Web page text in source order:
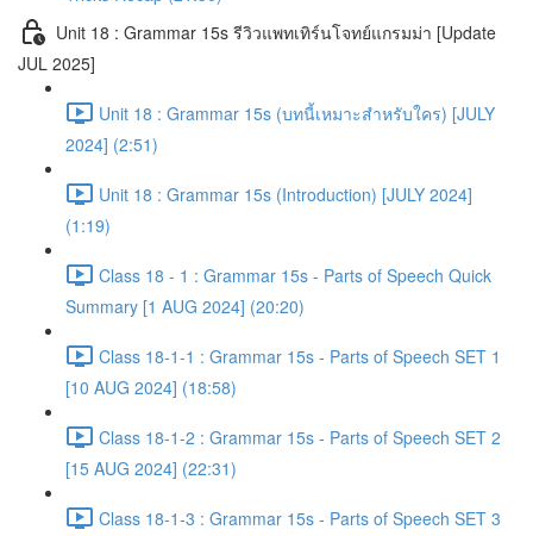
Unit 18 : Grammar 15s รีวิวแพทเทิร์นโจทย์แกรมม่า [Update
JUL 2025]
Unit 18 : Grammar 15s (บทนี้เหมาะสำหรับใคร) [JULY
2024] (2:51)
Unit 18 : Grammar 15s (Introduction) [JULY 2024]
(1:19)
Class 18 - 1 : Grammar 15s - Parts of Speech Quick
Summary [1 AUG 2024] (20:20)
Class 18-1-1 : Grammar 15s - Parts of Speech SET 1
[10 AUG 2024] (18:58)
Class 18-1-2 : Grammar 15s - Parts of Speech SET 2
[15 AUG 2024] (22:31)
Class 18-1-3 : Grammar 15s - Parts of Speech SET 3